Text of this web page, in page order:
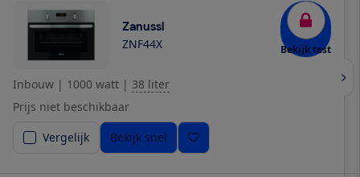
Zanussi
ZNF44X Bekijk test
Inbouw | 1000 watt | 38 liter
Prijs niet beschikbaar
Vergelijk
Bekijk snel